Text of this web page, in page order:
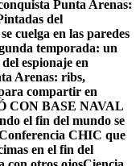
Punta Arenas:
del
cuelga en las paredes
temporada: un
espionaje en
Arenas: ribs,
compartir en
CON BASE NAVAL
el fin del mundo se
CHIC que
en el fin del